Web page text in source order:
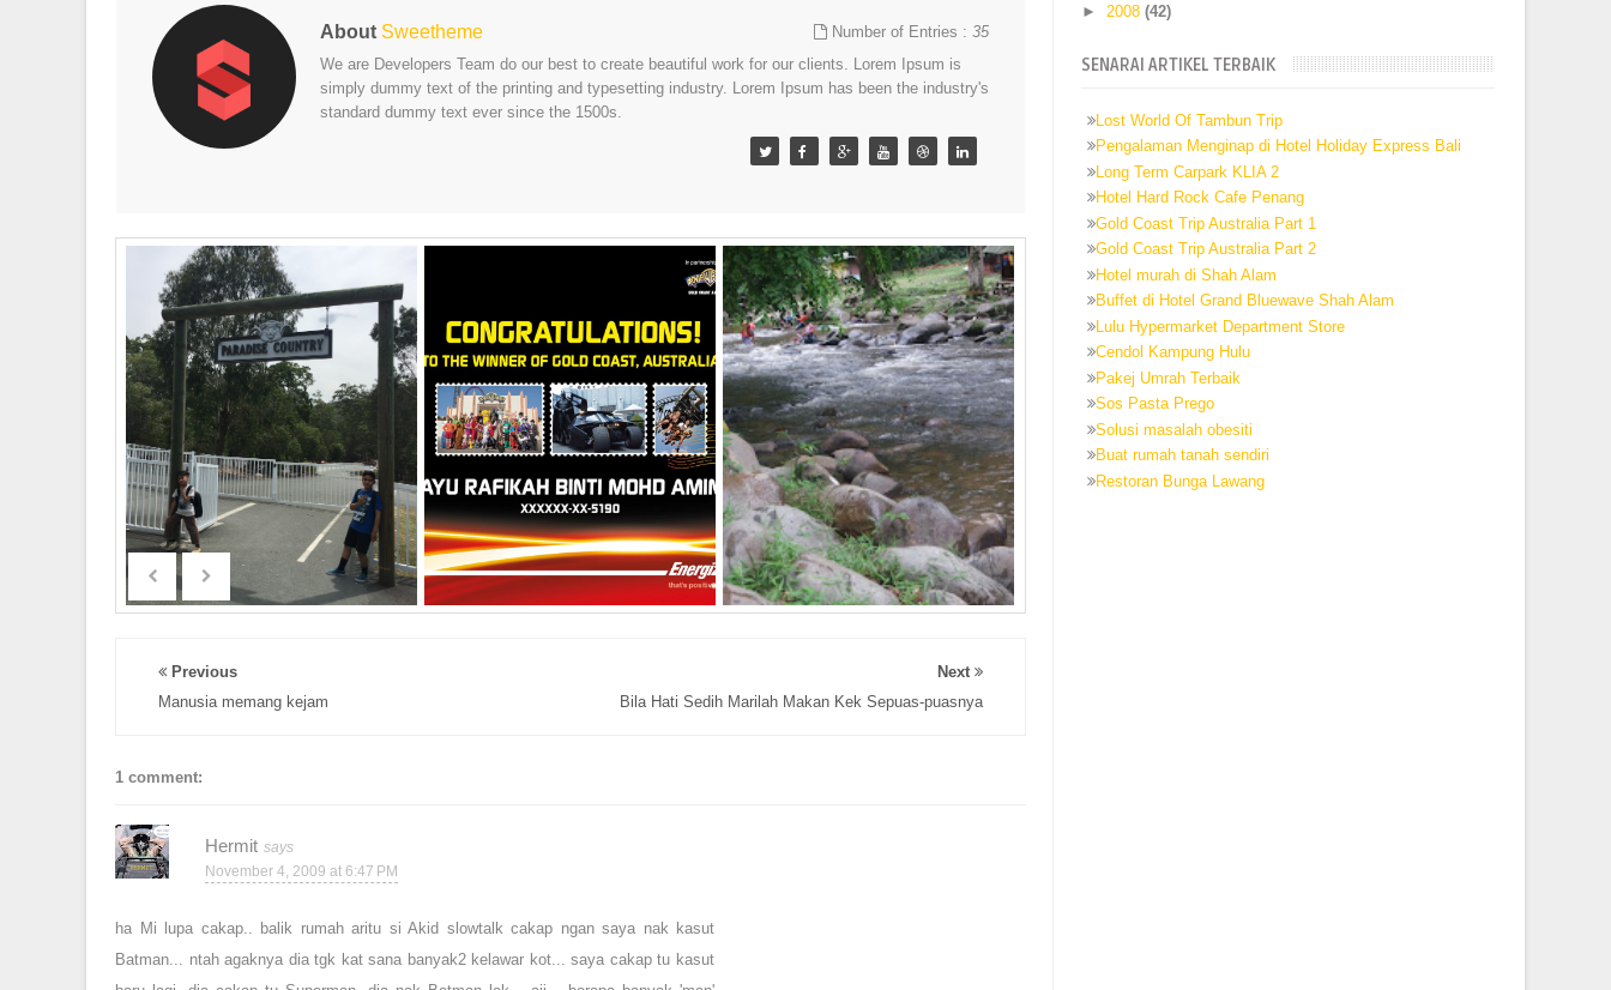
About Sweetheme Number of Entries :35
We are Developers Team do our best to create beautiful work for our clients. Lorem Ipsum is
simply dummy text of the printing and typesetting industry. Lorem Ipsum has been the industry's
standard dummy text ever since the 1500s.
Next
Bila Hati Sedih Marilah Makan Kek Sepuas-puasnya
Previous
Manusia memang kejam
1 comment:
Hermit
November 4, 2009 at 6:47 PM
ha Mi lupa cakap.. balik rumah aritu si Akid slowtalk cakap ngan saya nak kasut
Batman... ntah agaknya dia tgk kat sana banyak2 kelawar kot... saya cakap tu kasut
► 2008(42)
SENARAI ARTIKEL TERBAIK
Lost World Of Tambun Trip
Pengalaman Menginap di Hotel Holiday Express Bali
Long Term Carpark KLIA 2
Hotel Hard Rock Cafe Penang
Gold Coast Trip Australia Part 1
Gold Coast Trip Australia Part 2
Hotel murah di Shah Alam
Buffet di Hotel Grand Bluewave Shah Alam
Lulu Hypermarket Department Store
Cendol Kampung Hulu
Pakej Umrah Terbaik
Sos Pasta Prego
Solusi masalah obesiti
Buat rumah tanah sendiri
Restoran Bunga Lawang